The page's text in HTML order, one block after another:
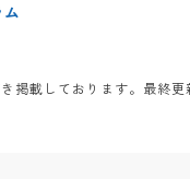
載しております。最終更